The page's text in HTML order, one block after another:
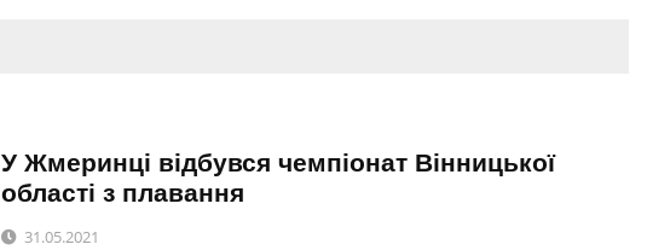
У Жмеринці відбувся чемпіонат Вінницької
області з плавання
31.05.2021